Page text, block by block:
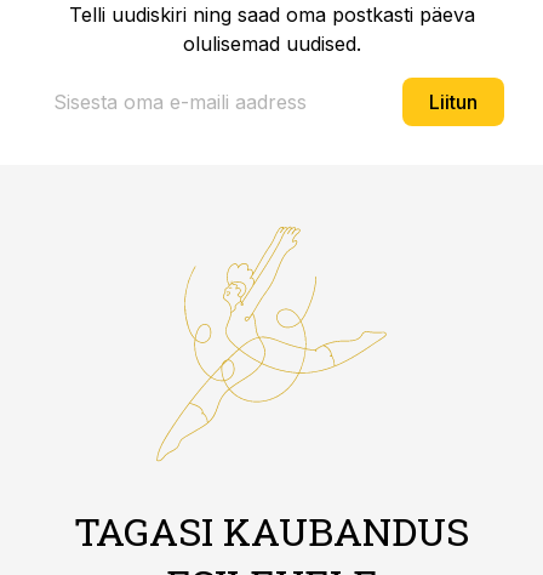
Telli uudiskiri ning saad oma postkasti päeva
olulisemad uudised.
Liitun
TAGASI KAUBANDUS